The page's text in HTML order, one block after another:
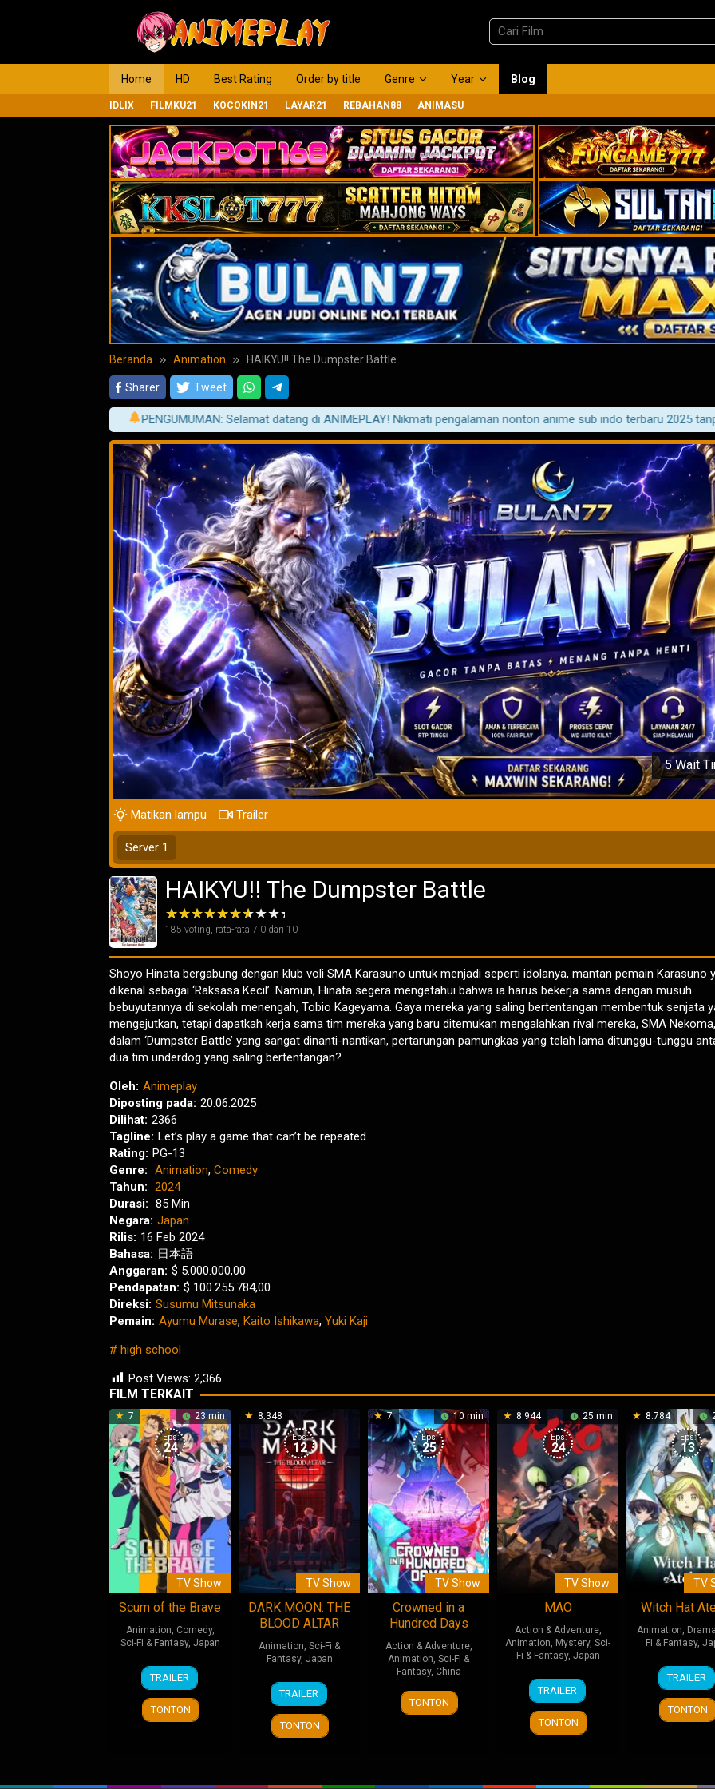
Home HD Best Rating Order by title Genre Year Blog
IDLIX FILMKU21 KOCOKIN21 LAYAR21 REBAHAN88 ANIMASU
Beranda Animation HAIKYU!! The Dumpster Battle
Sharer Tweet
PENGUMUMAN: Selamat datang di ANIMEPLAY! Nikmati pengalaman nonton anime sub indo terbaru 2025 tanpa
4 Wait
Klik Untuk
Matikan lampu Trailer
Server 1
HAIKYU!! The Dumpster Battle
185 voting, rata-rata 7.0 dari 10
Shoyo Hinata bergabung dengan klub voli SMA Karasuno untuk menjadi seperti idolanya, mantan pemain Karasuno
dikenal sebagai ‘Raksasa Kecil’. Namun, Hinata segera mengetahui bahwa ia harus bekerja sama dengan musuh
bebuyutannya di sekolah menengah, Tobio Kageyama. Gaya mereka yang saling bertentangan membentuk senjata
mengejutkan, tetapi dapatkah kerja sama tim mereka yang baru ditemukan mengalahkan rival mereka, SMA Nekoma,
dalam ‘Dumpster Battle’ yang sangat dinanti-nantikan, pertarungan pamungkas yang telah lama ditunggu-tunggu
dua tim underdog yang saling bertentangan?
Oleh: Animeplay
Diposting pada: 20.06.2025
Dilihat: 2366
Tagline: Let’s play a game that can’t be repeated.
Rating: PG-13
Genre: Animation, Comedy
Tahun: 2024
Durasi: 85 Min
Negara: Japan
Rilis: 16 Feb 2024
Bahasa: 日本語
Anggaran: $ 5.000.000,00
Pendapatan: $ 100.255.784,00
Direksi: Susumu Mitsunaka
Pemain: Ayumu Murase, Kaito Ishikawa, Yuki Kaji
high school
Post Views: 2,366
FILM TERKAIT
7 23 min
Eps:
24
TV Show
Scum of the Brave
Animation, Comedy,
Sci-Fi & Fantasy, Japan
11
Jan
2026
TRAILER
TONTON
8.348
Eps:
12
TV Show
DARK MOON: THE
BLOOD ALTAR
Animation, Sci-Fi &
Fantasy, Japan
10
Jan
2026
HYBE
TRAILER
TONTON
7 10 min
Eps:
25
TV Show
Crowned in a
Hundred Days
Action & Adventure,
Animation, Sci-Fi &
Fantasy, China
3
Jul
TONTON
8.944 25 min
Eps:
24
TV Show
MAO
Action & Adventure,
Animation, Mystery, Sci-
Fi & Fantasy, Japan
4
Apr
2026
TRAILER
TONTON
8.784
Eps:
13
TV
Witch Hat
Animation, Drama
Fi & Fantasy,
6
Apr
2026
TRAILER
TONTON